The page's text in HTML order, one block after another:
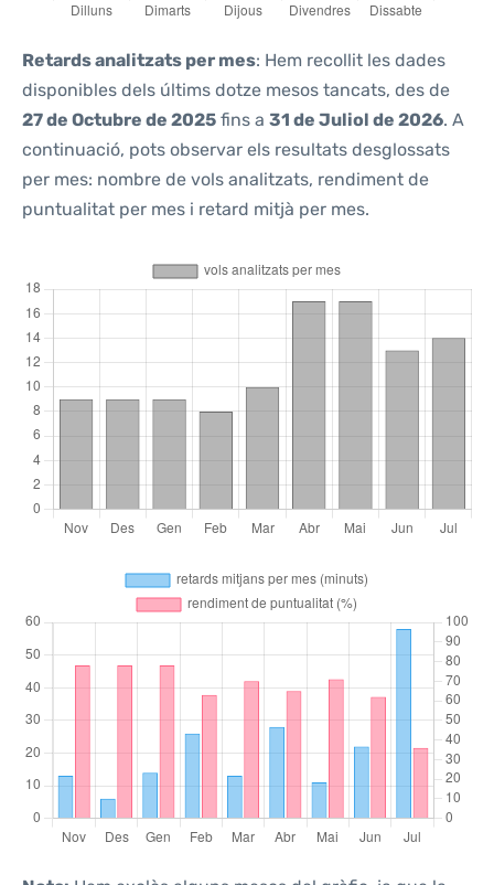
Retards analitzats per mes: Hem recollit les dades
disponibles dels últims dotze mesos tancats, des de
27 de Octubre de 2025 fins a 31 de Juliol de 2026. A
continuació, pots observar els resultats desglossats
per mes: nombre de vols analitzats, rendiment de
puntualitat per mes i retard mitjà per mes.